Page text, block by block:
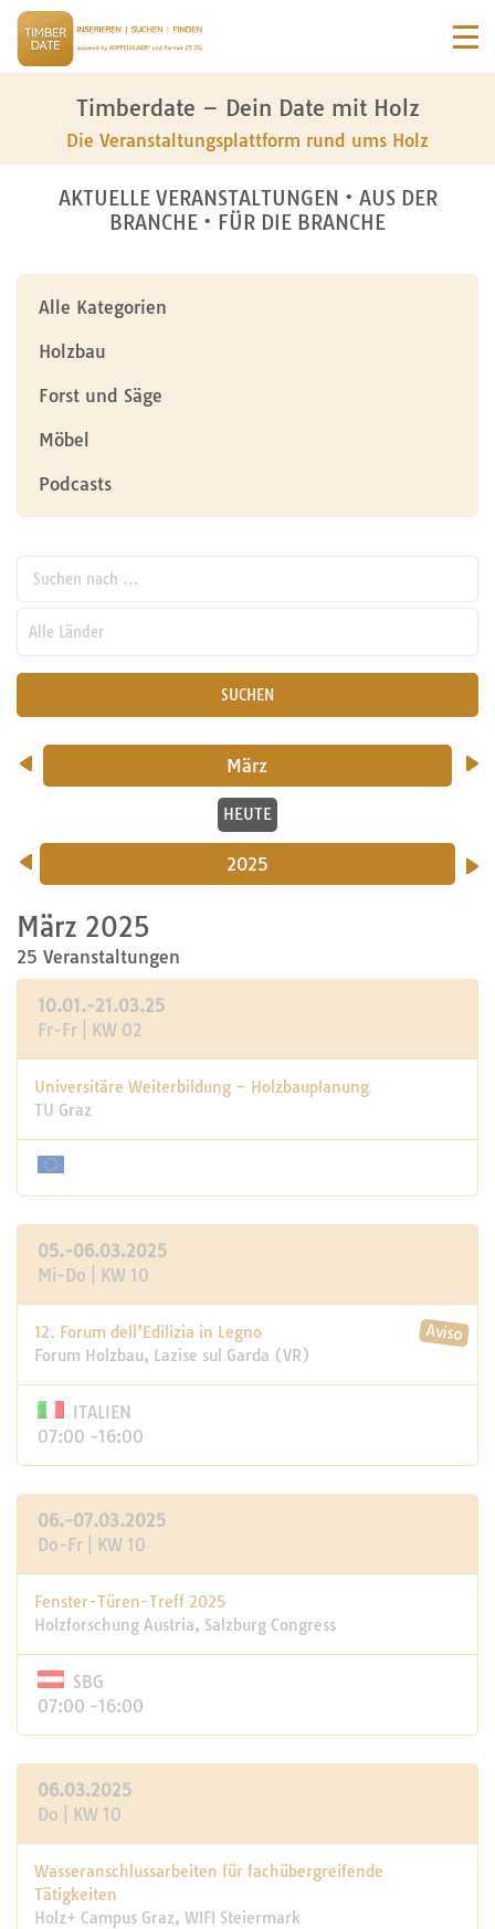
Timberdate – Dein Date mit Holz
Die Veranstaltungsplattform rund ums Holz
AKTUELLE VERANSTALTUNGEN • AUS DER
BRANCHE • FÜR DIE BRANCHE
Alle Kategorien
Holzbau
Forst und Säge
Möbel
Podcasts
SUCHEN
März
HEUTE
2025
März 2025
25 Veranstaltungen
10.01.-21.03.25
Fr-Fr | KW 02
Universitäre Weiterbildung – Holzbauplanung
TU Graz
05.-06.03.2025
Mi-Do | KW 10
12. Forum dell’Edilizia in Legno
Forum Holzbau, Lazise sul Garda (VR)
ITALIEN
07:00 -16:00
06.-07.03.2025
Do-Fr | KW 10
Fenster-Türen-Treff 2025
Holzforschung Austria, Salzburg Congress
SBG
07:00 -16:00
06.03.2025
Do | KW 10
Wasseranschlussarbeiten für fachübergreifende
Tätigkeiten
Holz+ Campus Graz, WIFI Steiermark